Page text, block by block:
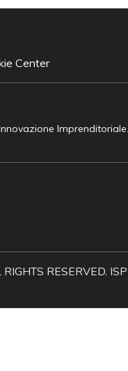
Center
RESERVED.